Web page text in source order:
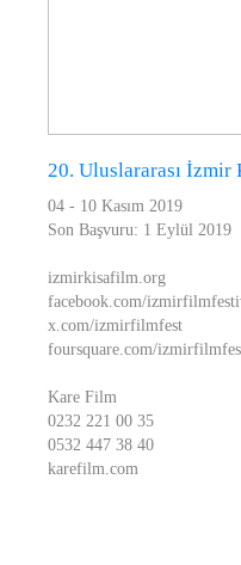
20. Uluslararası İzmir
04 - 10 Kasım 2019
Son Başvuru: 1 Eylül 2019
izmirkisafilm.org
facebook.com/
x.com/izmirfilmfest
foursquare.com/
Kare Film
0232 221 00 35
0532 447 38 40
karefilm.com